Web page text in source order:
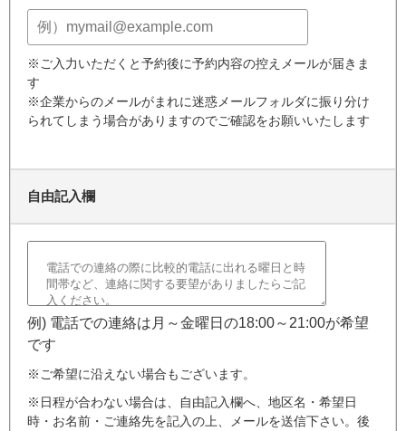
※ご入力いただくと予約後に予約内容の控えメールが届きま
す
※企業からのメールがまれに迷惑メールフォルダに振り分け
られてしまう場合がありますのでご確認をお願いいたします
自由記入欄
例) 電話での連絡は月～金曜日の18:00～21:00が希望
です
※ご希望に沿えない場合もございます。
※日程が合わない場合は、自由記入欄へ、地区名・希望日
時・お名前・ご連絡先を記入の上、メールを送信下さい。後